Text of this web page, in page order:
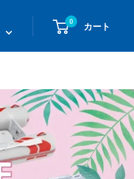
0 カート